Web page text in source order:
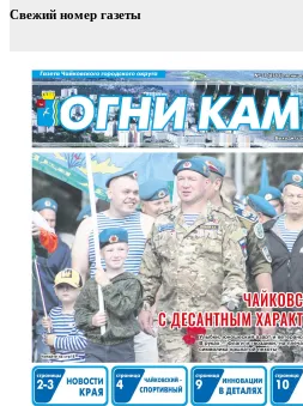
Свежий номер газеты